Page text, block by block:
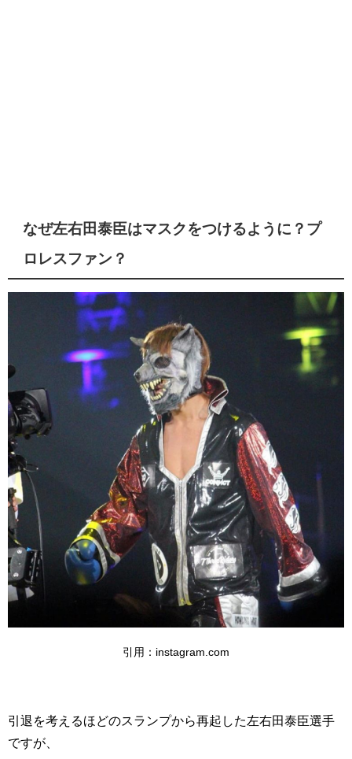
なぜ左右田泰臣はマスクをつけるように？プ
ロレスファン？
引用：instagram.com
引退を考えるほどのスランプから再起した左右田泰臣選手
ですが、